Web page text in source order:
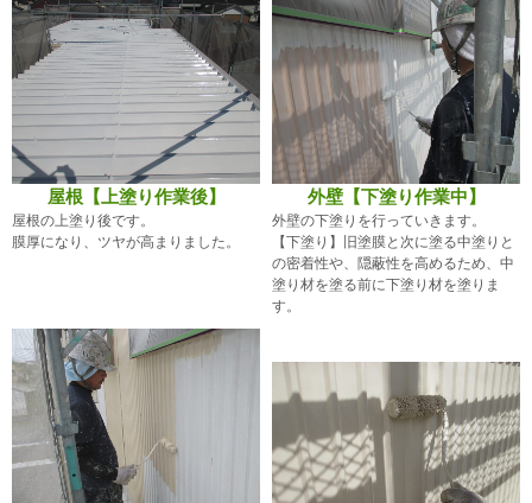
屋根【上塗り作業後】
屋根の上塗り後です。
膜厚になり、ツヤが高まりました。
外壁【下塗り作業中】
外壁の下塗りを行っていきます。
【下塗り】旧塗膜と次に塗る中塗りと
の密着性や、隠蔽性を高めるため、中
塗り材を塗る前に下塗り材を塗りま
す。